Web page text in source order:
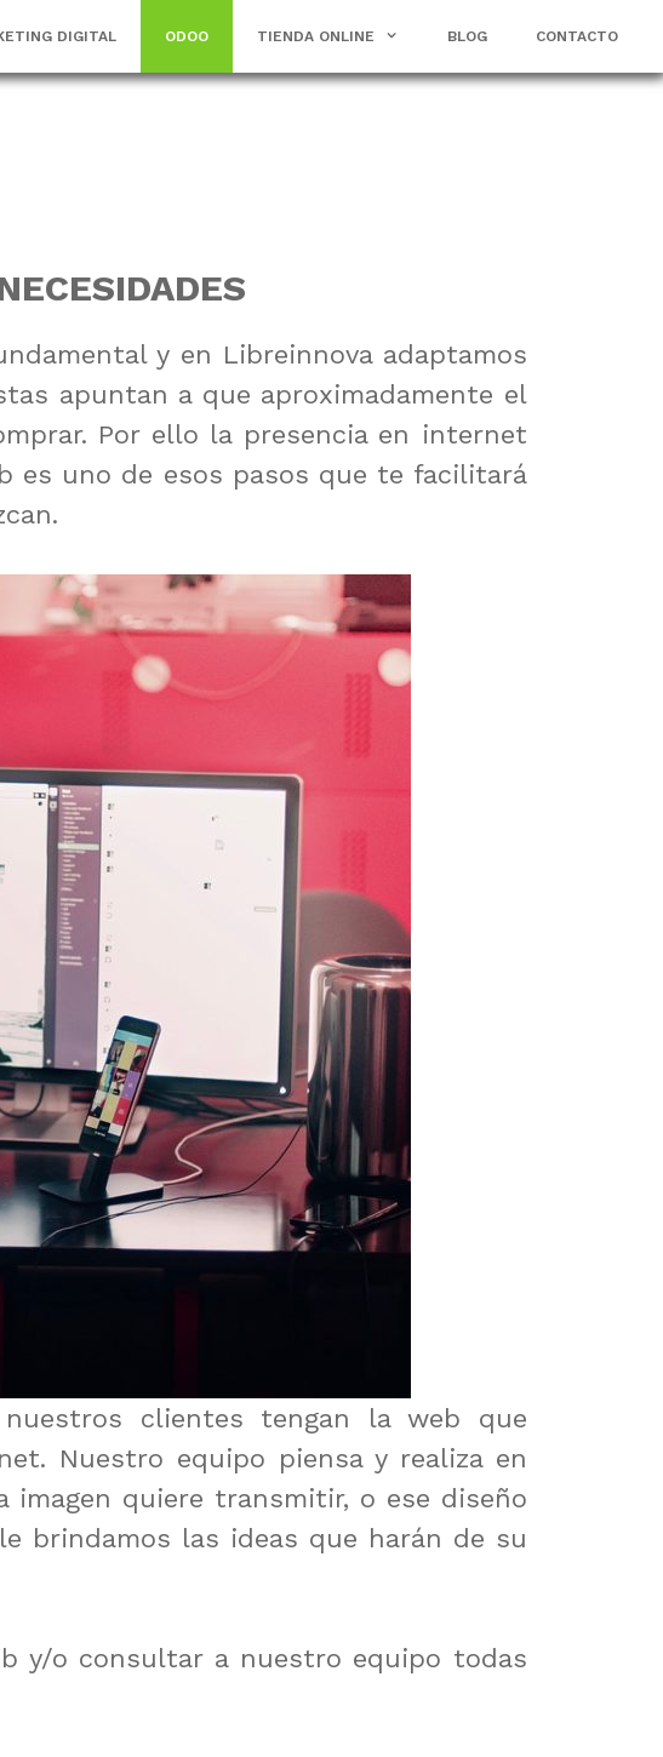
DIGITAL ODOO TIENDA ONLINE BLOG CONTACTO
y en Libreinnova adaptamos
apuntan a que aproximadamente el
Por ello la presencia en internet
es uno de esos pasos que te facilitará
clientes tengan la web que
Nuestro equipo piensa y realiza en
quiere transmitir, o ese diseño
brindamos las ideas que harán de su
y/o consultar a nuestro equipo todas